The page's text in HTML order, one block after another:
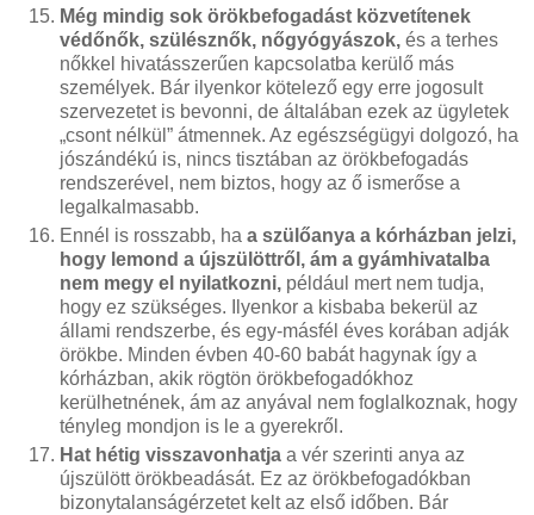
Még mindig sok örökbefogadást közvetítenek
védőnők, szülésznők, nőgyógyászok, és a terhes
nőkkel hivatásszerűen kapcsolatba kerülő más
személyek. Bár ilyenkor kötelező egy erre jogosult
szervezetet is bevonni, de általában ezek az ügyletek
„csont nélkül” átmennek. Az egészségügyi dolgozó, ha
jószándékú is, nincs tisztában az örökbefogadás
rendszerével, nem biztos, hogy az ő ismerőse a
legalkalmasabb.
Ennél is rosszabb, ha a szülőanya a kórházban jelzi,
hogy lemond a újszülöttről, ám a gyámhivatalba
nem megy el nyilatkozni, például mert nem tudja,
hogy ez szükséges. Ilyenkor a kisbaba bekerül az
állami rendszerbe, és egy-másfél éves korában adják
örökbe. Minden évben 40-60 babát hagynak így a
kórházban, akik rögtön örökbefogadókhoz
kerülhetnének, ám az anyával nem foglalkoznak, hogy
tényleg mondjon is le a gyerekről.
Hat hétig visszavonhatja a vér szerinti anya az
újszülött örökbeadását. Ez az örökbefogadókban
bizonytalanságérzetet kelt az első időben. Bár